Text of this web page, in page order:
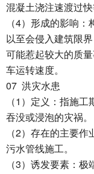
混凝土浇注速渡过快
（4）形成的影响：
以至会侵入建筑限
可能惹起较大的质
车运转速度。
07 洪灾水患
（1 ）定义：指施工
吞没或浸泡的灾祸。
（2）存在的主要作
污水管线施工。
（3）诱发要素：极